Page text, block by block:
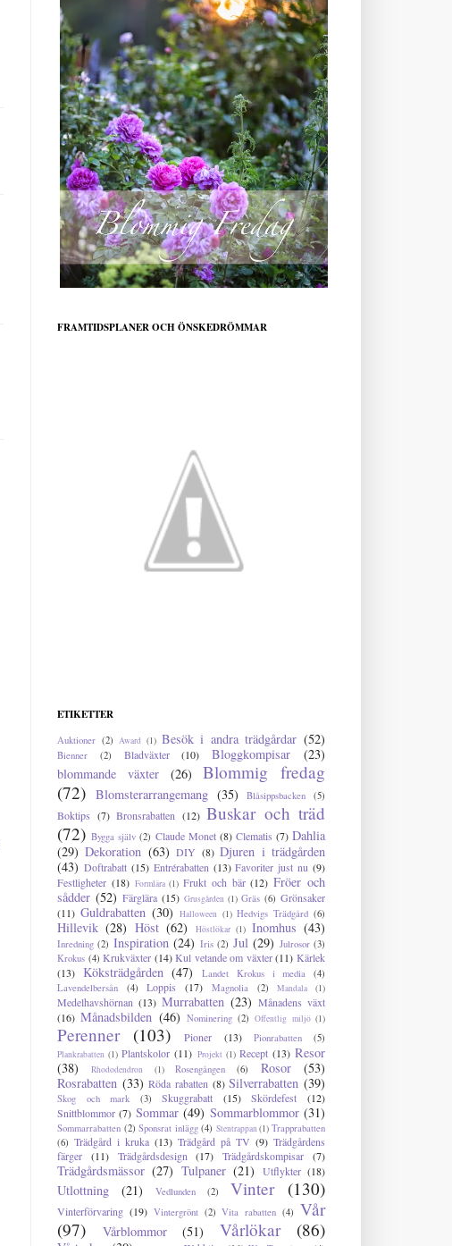
FRAMTIDSPLANER OCH ÖNSKEDRÖMMAR
ETIKETTER
Auktioner (2) Award (1) Besök i andra trädgårdar (52)
Bienner (2) Bladväxter (10) Bloggkompisar
(23)
blommande växter
(26)
Blommig fredag
(72) Blomsterarrangemang (35) Blåsippsbacken (5)
Boktips (7) Bronsrabatten (12) Buskar och träd
(72) Bygga själv (2) Claude Monet (8) Clematis (7) Dahlia
(29) Dekoration (63) DIY (8) Djuren i trädgården
(43) Doftrabatt (15) Entrérabatten (13) Favoriter just nu (9)
Festligheter (18) Formlära (1) Frukt och bär (12) Fröer och
sådder (52) Färglära (15) Grusgården (1) Gräs (6) Grönsaker
(11) Guldrabatten (30) Halloween (1) Hedvigs Trädgård (6)
Hillevik (28) Höst (62) Höstlökar (1) Inomhus (43)
Inredning (2) Inspiration (24) Iris (2) Jul (29) Julrosor (3)
Krokus (4) Krukväxter (14) Kul vetande om växter (11) Kärlek
(13) Köksträdgården (47) Landet Krokus i media
(4)
Lavendelbersån
(4) Loppis (17) Magnolia (2) Mandala (1)
Medelhavshörnan (13) Murrabatten (23) Månadens växt
(16) Månadsbilden (46) Nominering (2) Offentlig miljö (1)
Perenner (103) Pioner (13) Pionrabatten (5)
Plankrabatten (1) Plantskolor (11) Projekt (1) Recept (13) Resor
(38)
Rhododendron (1) Rosengången (6) Rosor
(53)
Rosrabatten (33) Röda rabatten (8) Silverrabatten (39)
Skog och mark (3) Skuggrabatt (15) Skördefest
(12)
Snittblommor (7) Sommar (49) Sommarblommor (31)
Sommarrabatten (2) Sponsrat inlägg (4) Stentrappan(1) Trapprabatten
(6) Trädgård i kruka (13) Trädgård på TV (9) Trädgårdens
färger
(11) Trädgårdsdesign (17) Trädgårdskompisar (7)
Trädgårdsmässor (27) Tulpaner (21) Utflykter (18)
Utlottning (21) Vedlunden (2) Vinter (130)
Vinterförvaring (19) Vintergrönt (2) Vita rabatten (4) Vår
(97)
Vårblommor (51) Vårlökar (86)